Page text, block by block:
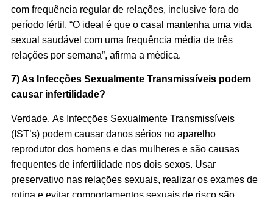
com frequência regular de relações, inclusive fora do
período fértil. “O ideal é que o casal mantenha uma vida
sexual saudável com uma frequência média de três
relações por semana”, afirma a médica.
7) As Infecções Sexualmente Transmissíveis podem
causar infertilidade?
Verdade. As Infecções Sexualmente Transmissíveis
(IST’s) podem causar danos sérios no aparelho
reprodutor dos homens e das mulheres e são causas
frequentes de infertilidade nos dois sexos. Usar
preservativo nas relações sexuais, realizar os exames de
rotina e evitar comportamentos sexuais de risco são